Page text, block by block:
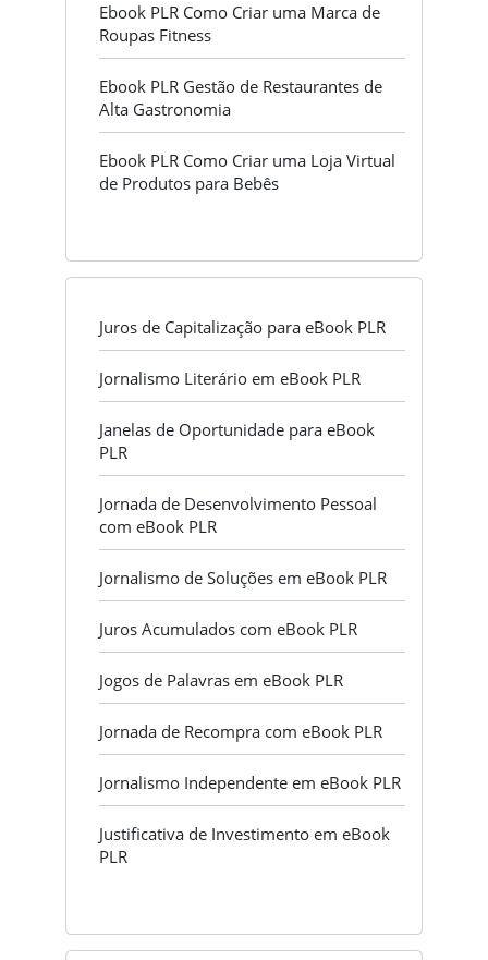
Ebook PLR Como Criar uma Marca de
Roupas Fitness
Ebook PLR Gestão de Restaurantes de
Alta Gastronomia
Ebook PLR Como Criar uma Loja Virtual
de Produtos para Bebês
Juros de Capitalização para eBook PLR
Jornalismo Literário em eBook PLR
Janelas de Oportunidade para eBook
PLR
Jornada de Desenvolvimento Pessoal
com eBook PLR
Jornalismo de Soluções em eBook PLR
Juros Acumulados com eBook PLR
Jogos de Palavras em eBook PLR
Jornada de Recompra com eBook PLR
Jornalismo Independente em eBook PLR
Justificativa de Investimento em eBook
PLR